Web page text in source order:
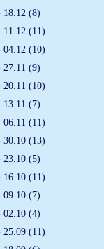
18.12 (8)
11.12 (11)
04.12 (10)
27.11 (9)
20.11 (10)
13.11 (7)
06.11 (11)
30.10 (13)
23.10 (5)
16.10 (11)
09.10 (7)
02.10 (4)
25.09 (11)